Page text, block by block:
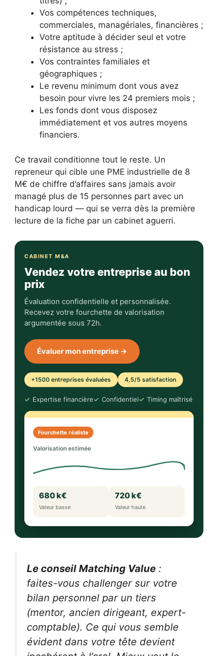
Vos compétences techniques,
commerciales, managériales, financières ;
Votre aptitude à décider seul et votre
résistance au stress ;
Vos contraintes familiales et
géographiques ;
Le revenu minimum dont vous avez
besoin pour vivre les 24 premiers mois ;
Les fonds dont vous disposez
immédiatement et vos autres moyens
financiers.
Ce travail conditionne tout le reste. Un
repreneur qui cible une PME industrielle de 8
M€ de chiffre d’affaires sans jamais avoir
managé plus de 15 personnes part avec un
handicap lourd — qui se verra dès la première
lecture de la fiche par un cabinet aguerri.
CABINET M&A
Vendez votre entreprise au bon
prix
Évaluation confidentielle et personnalisée.
Recevez votre fourchette de valorisation
argumentée sous 72h.
Évaluer mon entreprise →
+1500 entreprises évaluées 4,5/5 satisfaction
Expertise financière Confidentiel Timing maîtrisé
Fourchette réaliste
Valorisation estimée
680 k€
Valeur basse
720 k€
Valeur haute
Le conseil Matching Value :
faites-vous challenger sur votre
bilan personnel par un tiers
(mentor, ancien dirigeant, expert-
comptable). Ce qui vous semble
évident dans votre tête devient